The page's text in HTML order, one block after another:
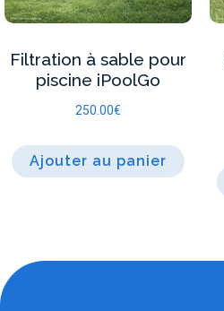
Filtration à sable pour
piscine iPoolGo
250.00€
Ajouter au panier